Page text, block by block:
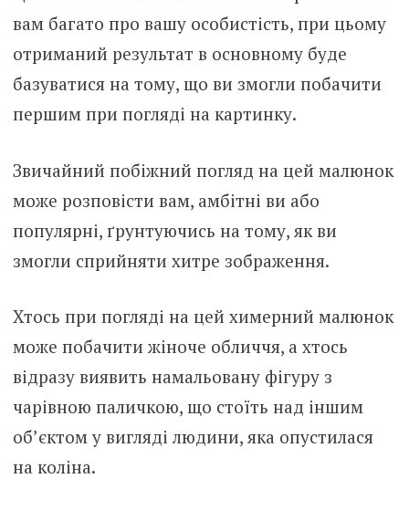
вам багато про вашу особистість, при цьому
отриманий результат в основному буде
базуватися на тому, що ви змогли побачити
першим при погляді на картинку.
Звичайний побіжний погляд на цей малюнок
може розповісти вам, амбітні ви або
популярні, ґрунтуючись на тому, як ви
змогли сприйняти хитре зображення.
Хтось при погляді на цей химерний малюнок
може побачити жіноче обличчя, а хтось
відразу виявить намальовану фігуру з
чарівною паличкою, що стоїть над іншим
об’єктом у вигляді людини, яка опустилася
на коліна.